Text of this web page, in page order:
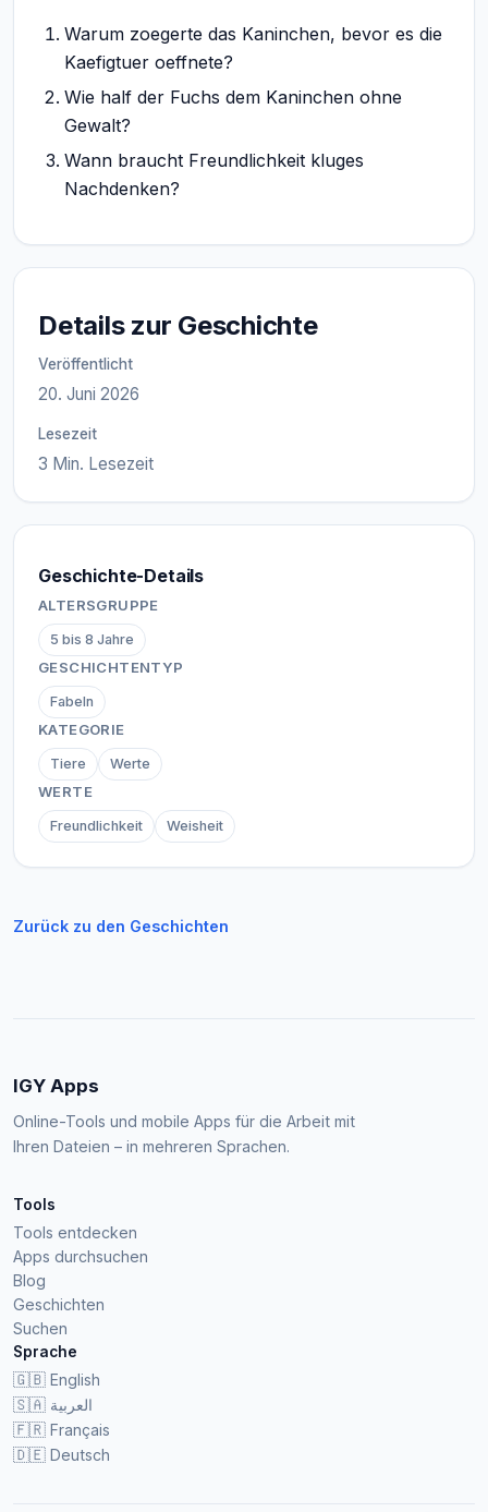
Warum zoegerte das Kaninchen, bevor es die
Kaefigtuer oeffnete?
Wie half der Fuchs dem Kaninchen ohne
Gewalt?
Wann braucht Freundlichkeit kluges
Nachdenken?
Details zur Geschichte
Veröffentlicht
20. Juni 2026
Lesezeit
3 Min. Lesezeit
Geschichte-Details
ALTERSGRUPPE
5 bis 8 Jahre
GESCHICHTENTYP
Fabeln
KATEGORIE
Tiere Werte
WERTE
Freundlichkeit Weisheit
Zurück zu den Geschichten
IGY Apps
Online-Tools und mobile Apps für die Arbeit mit
Ihren Dateien – in mehreren Sprachen.
Tools
Tools entdecken
Apps durchsuchen
Blog
Geschichten
Suchen
Sprache
🇬🇧 English
🇸🇦 العربية
🇫🇷 Français
🇩🇪 Deutsch